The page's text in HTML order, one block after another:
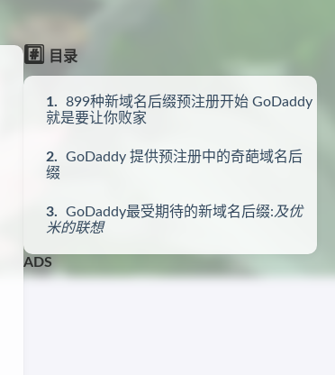
#️⃣ 目录
899种新域名后缀预注册开始 GoDaddy
就是要让你败家
GoDaddy 提供预注册中的奇葩域名后
缀
GoDaddy最受期待的新域名后缀:及优
米的联想
ADS